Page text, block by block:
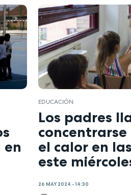
EDUCACIÓN
Los padres
el calor en
este
26 MAY 2024 - 14:30